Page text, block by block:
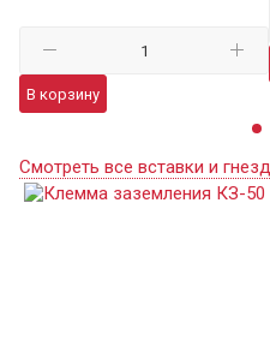
В корзину
Смотреть все вставки и